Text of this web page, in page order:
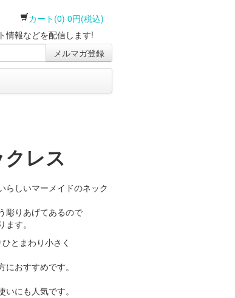
カート(0) 0円(税込)
情報などを配信します!
メルマガ登録
レス
らしいマーメイドのネック
彫りあげてあるので
す。
とまわり小さく
おすすめです。
にも人気です。